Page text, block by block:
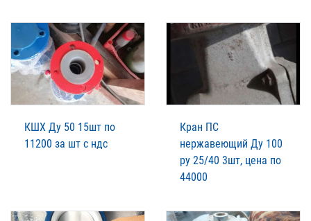
КШХ Ду 50 15шт по
11200 за шт с ндс
Кран ПС
нержавеющий Ду 100
ру 25/40 3шт, цена по
44000